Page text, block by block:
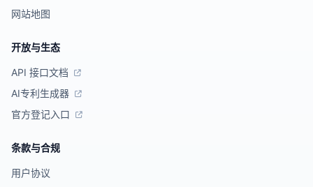
网站地图
开放与生态
API 接口文档
AI专利生成器
官方登记入口
条款与合规
用户协议